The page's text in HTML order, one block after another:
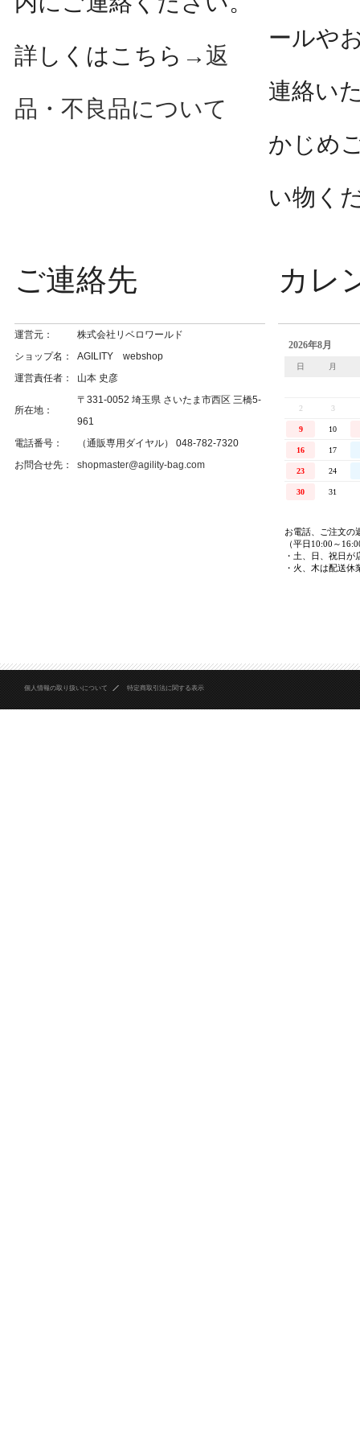
詳しくはこちら→ 返
品・不良品について
ールや
連絡い
かじめ
い物く
ご連絡先
運営元：
株式会社リベロワールド
ショップ名：
AGILITY webshop
運営責任者：
山本 史彦
所在地：
〒331-0052 埼玉県 さいたま市西区 三橋5-
961
電話番号：
（通販専用ダイヤル） 048-782-7320
お問合せ先：
shopmaster@agility-bag.com
カレ
個人情報の取り扱いについて 特定商取引法に関する表示